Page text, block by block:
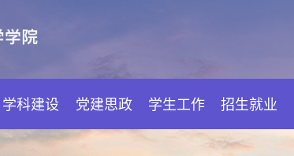
学科建设 党建思政 学生工作 招生就业